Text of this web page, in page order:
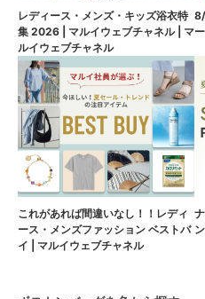
レディース・メンズ・キッズ浴衣特
集 2026 | マルイウェブチャネル | マ
ルイウェブチャネル
これがあれば間違いなし！！レディ
ース・メンズファッション ベストバ
イ | マルイウェブチャネル